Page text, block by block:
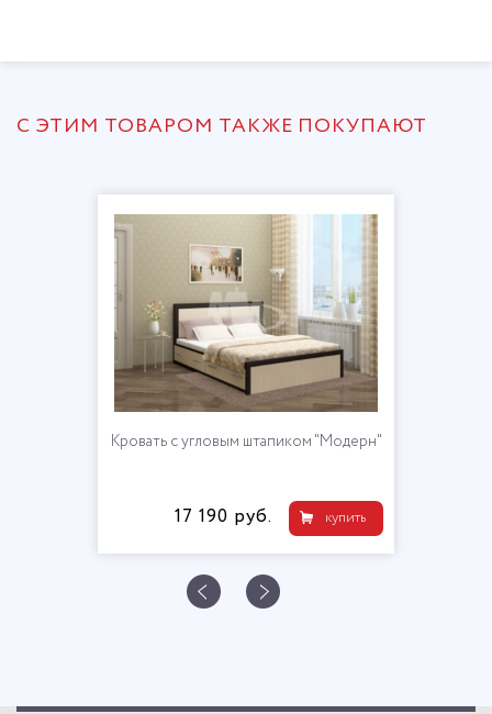
С ЭТИМ ТОВАРОМ ТАКЖЕ ПОКУПАЮТ
Кровать с угловым штапиком "Модерн"
купить
17 190 руб.